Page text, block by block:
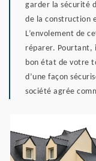
garder la sécurité
de la construction
L’envolement de
réparer. Pourtant,
bon état de votre
d’une façon
société agrée